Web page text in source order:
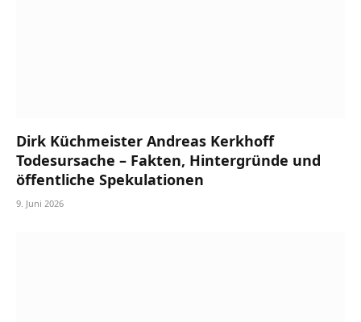
Dirk Küchmeister Andreas Kerkhoff
Todesursache – Fakten, Hintergründe und
öffentliche Spekulationen
9. Juni 2026